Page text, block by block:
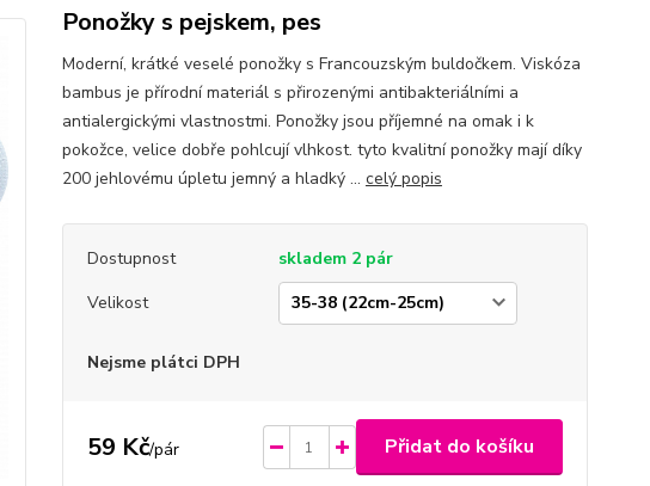
Ponožky s pejskem, pes
Moderní, krátké veselé ponožky s Francouzským buldočkem. Viskóza
bambus je přírodní materiál s přirozenými antibakteriálními a
antialergickými vlastnostmi. Ponožky jsou příjemné na omak i k
pokožce, velice dobře pohlcují vlhkost. tyto kvalitní ponožky mají díky
200 jehlovému úpletu jemný a hladký ... celý popis
Dostupnost
skladem 2 pár
Velikost
Nejsme plátci DPH
59 Kč/pár Přidat do košíku